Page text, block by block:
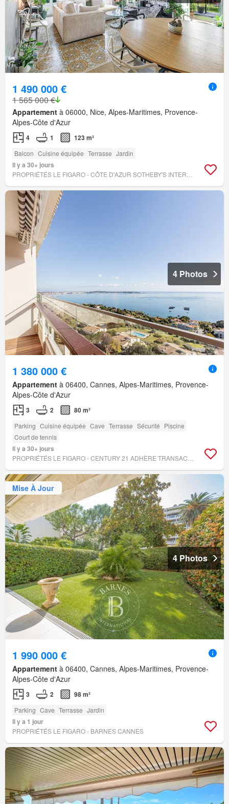
1 490 000 €
1 565 000 €
Appartement à 06000, Nice, Alpes-Maritimes, Provence-
Alpes-Côte d'Azur
4 1 123 m²
Balcon Cuisine équipée Terrasse Jardin
Il y a 30+ jours
4 Photos
1 380 000 €
Appartement à 06400, Cannes, Alpes-Maritimes, Provence-
Alpes-Côte d'Azur
3 2 80 m²
Parking Cuisine équipée Cave Terrasse Sécurité Piscine
Court de tennis
Il y a 30+ jours
Mise À Jour
4 Photos
1 990 000 €
Appartement à 06400, Cannes, Alpes-Maritimes, Provence-
Alpes-Côte d'Azur
3 2 98 m²
Parking Cave Terrasse Jardin
Il y a 1 jour
PROPRIÉTÉS LE FIGARO - BARNES CANNES